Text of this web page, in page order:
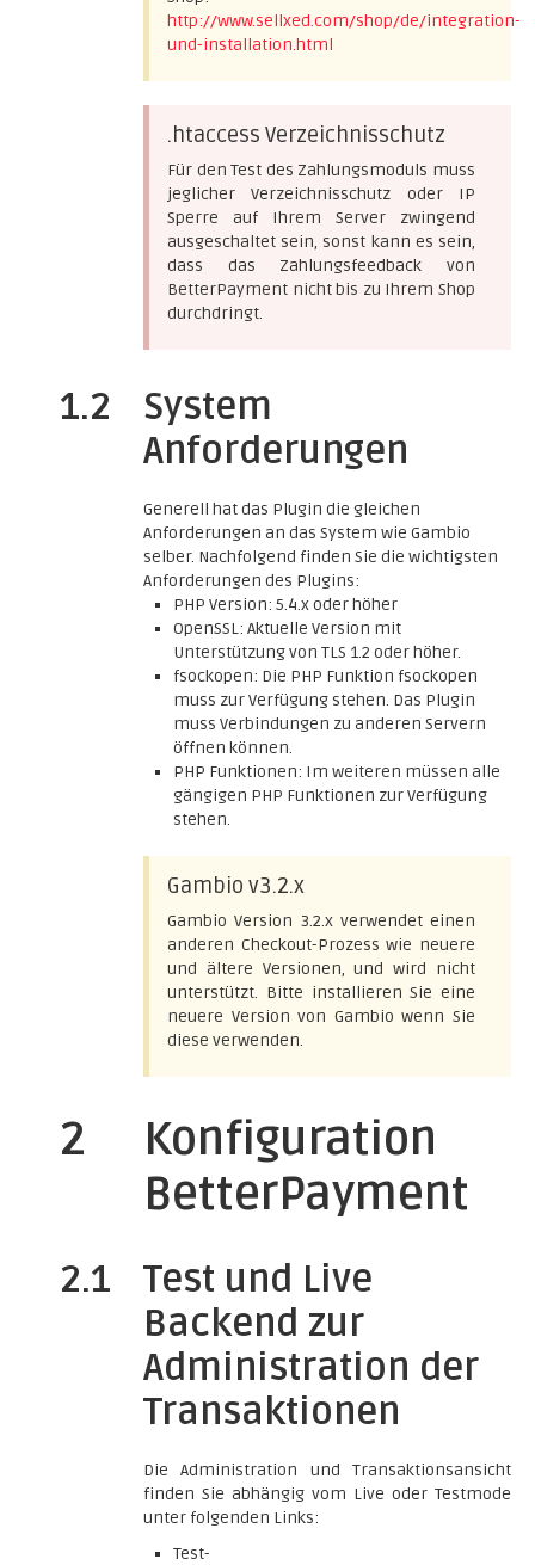
http://www.sellxed.com/shop/de/integration-
und-installation.html
.htaccess Verzeichnisschutz
Für den Test des Zahlungsmoduls muss
jeglicher Verzeichnisschutz oder IP
Sperre auf Ihrem Server zwingend
ausgeschaltet sein, sonst kann es sein,
dass das Zahlungsfeedback von
BetterPayment nicht bis zu Ihrem Shop
durchdringt.
1.2
System
Anforderungen
Generell hat das Plugin die gleichen
Anforderungen an das System wie Gambio
selber. Nachfolgend finden Sie die wichtigsten
Anforderungen des Plugins:
PHP Version: 5.4.x oder höher
OpenSSL: Aktuelle Version mit
Unterstützung von TLS 1.2 oder höher.
fsockopen: Die PHP Funktion fsockopen
muss zur Verfügung stehen. Das Plugin
muss Verbindungen zu anderen Servern
öffnen können.
PHP Funktionen: Im weiteren müssen alle
gängigen PHP Funktionen zur Verfügung
stehen.
Gambio v3.2.x
Gambio Version 3.2.x verwendet einen
anderen Checkout-Prozess wie neuere
und ältere Versionen, und wird nicht
unterstützt. Bitte installieren Sie eine
neuere Version von Gambio wenn Sie
diese verwenden.
2
Konfiguration
BetterPayment
2.1
Test und Live
Backend zur
Administration der
Transaktionen
Die Administration und Transaktionsansicht
finden Sie abhängig vom Live oder Testmode
unter folgenden Links:
Test-